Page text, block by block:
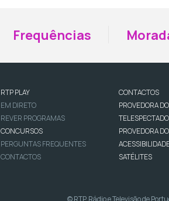
Frequências
RTP PLAY
EM DIRETO
REVER PROGRAMAS
CONCURSOS
PERGUNTAS FREQUENTES
CONTACTOS
CONTACTOS
PROVEDORA DO
PROVEDORA
SATÉLITES
© RTP, Rádio e Televisão de